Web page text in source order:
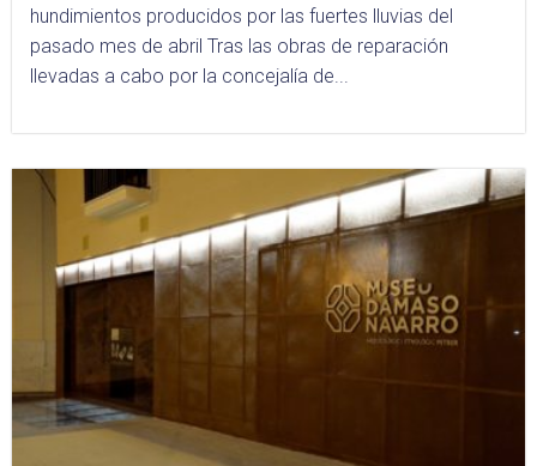
hundimientos producidos por las fuertes lluvias del
pasado mes de abril Tras las obras de reparación
llevadas a cabo por la concejalía de...